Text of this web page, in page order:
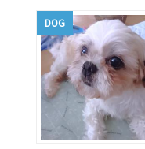
DOG